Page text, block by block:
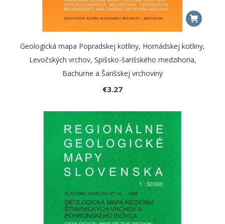
Geologická mapa Popradskej kotliny, Hornádskej kotliny,
Levočských vrchov, Spišsko-šarišského medzihoria,
Bachurne a Šarišskej vrchoviny
€3.27